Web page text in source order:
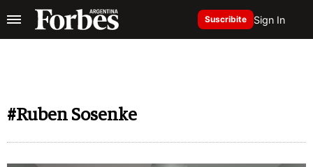
Suscribite Sign In
#Ruben Sosenke